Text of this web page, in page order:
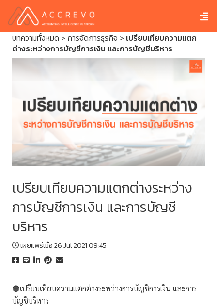
บทความทั้งหมด > การจัดการธุรกิจ > เปรียบเทียบความแตก
ต่างระหว่างการบัญชีการเงิน และการบัญชีบริหาร
เปรียบเทียบความแตกต่างระหว่าง
การบัญชีการเงิน และการบัญชี
บริหาร
เผยแพร่เมื่อ 26 Jul 2021 09:45
🟠เปรียบเทียบความแตกต่างระหว่างการบัญชีการเงิน และการ
บัญชีบริหาร